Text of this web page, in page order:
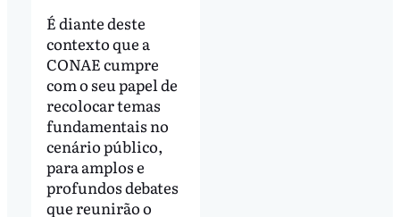
É diante deste
contexto que a
CONAE cumpre
com o seu papel de
recolocar temas
fundamentais no
cenário público,
para amplos e
profundos debates
que reunirão o